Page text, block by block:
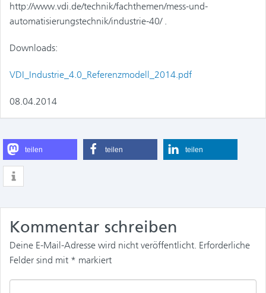
http://www.vdi.de/technik/fachthemen/mess-und-
automatisierungstechnik/industrie-40/ .
Downloads:
VDI_Industrie_4.0_Referenzmodell_2014.pdf
08.04.2014
teilen teilen teilen
Kommentar schreiben
Deine E-Mail-Adresse wird nicht veröffentlicht. Erforderliche
Felder sind mit * markiert